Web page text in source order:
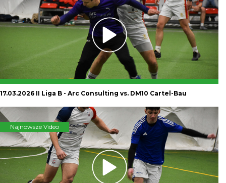
17.03.2026 II Liga B - Arc Consulting vs. DM10 Cartel-Bau
Najnowsze Video